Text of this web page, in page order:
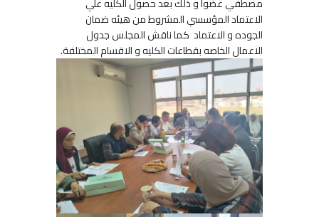
الاعتماد المؤسسي المشروط من هيئه ضمان
الجوده و الاعتماد كما ناقش المجلس جدول
الاعمال الخاصه بقطاعات الكليه و الاقسام المختلفة.